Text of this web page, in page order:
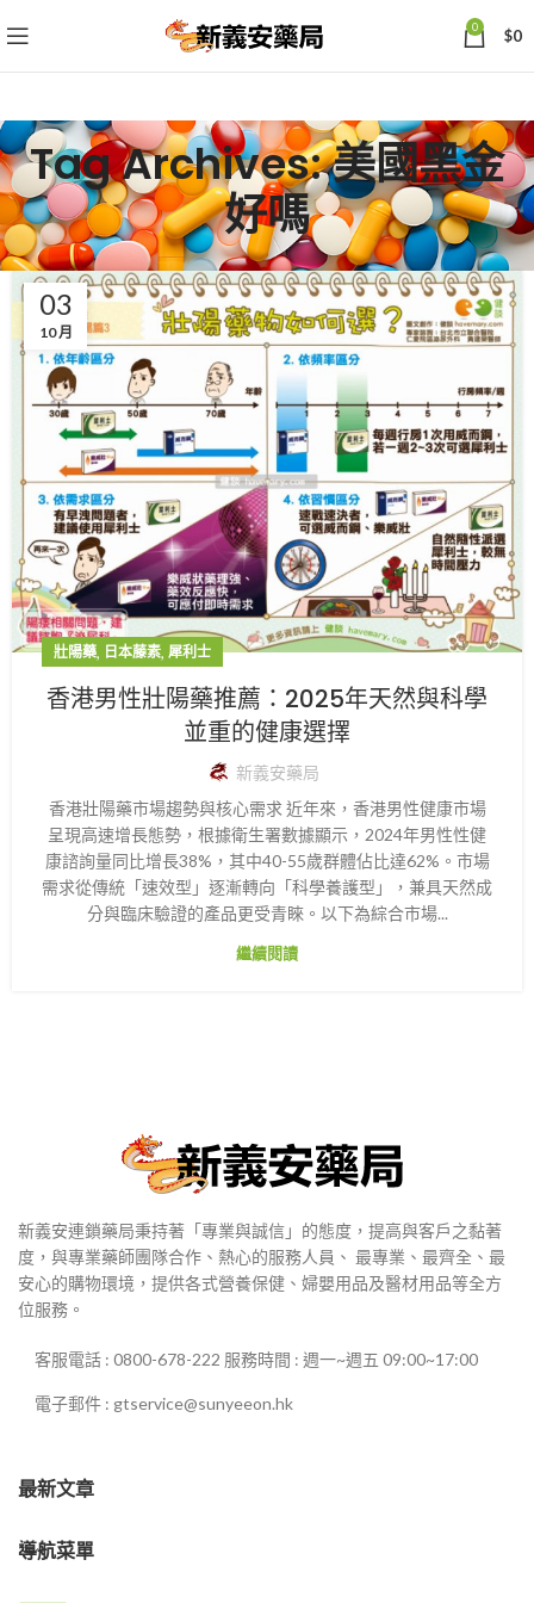
0 $0
Tag Archives: 美國黑金
好嗎
03
10 月
壯陽藥, 日本藤素, 犀利士
香港男性壯陽藥推薦：2025年天然與科學
並重的健康選擇
新義安藥局
香港壯陽藥市場趨勢與核心需求 近年來，香港男性健康市場
呈現高速增長態勢，根據衛生署數據顯示，2024年男性性健
康諮詢量同比增長38%，其中40-55歲群體佔比達62%。市場
需求從傳統「速效型」逐漸轉向「科學養護型」，兼具天然成
分與臨床驗證的產品更受青睞。以下為綜合市場...
繼續閱讀
新義安連鎖藥局秉持著「專業與誠信」的態度，提高與客戶之黏著
度，與專業藥師團隊合作、熱心的服務人員、 最專業、最齊全、最
安心的購物環境，提供各式營養保健、婦嬰用品及醫材用品等全方
位服務。
客服電話 : 0800-678-222 服務時間 : 週一~週五 09:00~17:00
電子郵件 : gtservice@sunyeeon.hk
最新文章
導航菜單